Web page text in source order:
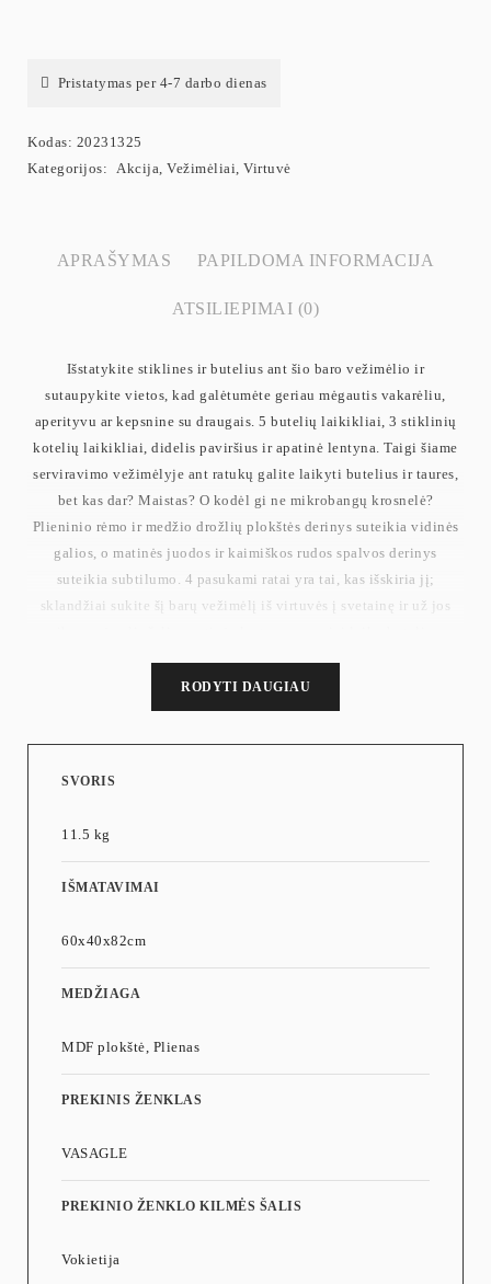
Pristatymas per 4-7 darbo dienas
Kodas: 20231325
Kategorijos: Akcija, Vežimėliai, Virtuvė
APRAŠYMAS PAPILDOMA INFORMACIJA
ATSILIEPIMAI (0)
Išstatykite stiklines ir butelius ant šio baro vežimėlio ir
sutaupykite vietos, kad galėtumėte geriau mėgautis vakarėliu,
aperityvu ar kepsnine su draugais. 5 butelių laikikliai, 3 stiklinių
kotelių laikikliai, didelis paviršius ir apatinė lentyna. Taigi šiame
serviravimo vežimėlyje ant ratukų galite laikyti butelius ir taures,
bet kas dar? Maistas? O kodėl gi ne mikrobangų krosnelė?
Plieninio rėmo ir medžio drožlių plokštės derinys suteikia vidinės
galios, o matinės juodos ir kaimiškos rudos spalvos derinys
suteikia subtilumo. 4 pasukami ratai yra tai, kas išskiria jį;
sklandžiai sukite šį barų vežimėlį iš virtuvės į svetainę ir už jos
RODYTI DAUGIAU
SVORIS
11.5 kg
IŠMATAVIMAI
60x40x82cm
MEDŽIAGA
MDF plokštė, Plienas
PREKINIS ŽENKLAS
VASAGLE
PREKINIO ŽENKLO KILMĖS ŠALIS
Vokietija